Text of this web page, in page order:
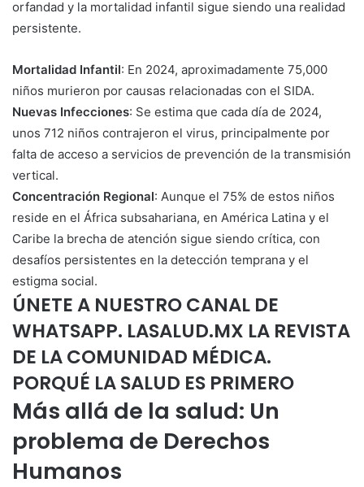
orfandad y la mortalidad infantil sigue siendo una realidad
persistente.
Mortalidad Infantil: En 2024, aproximadamente 75,000
niños murieron por causas relacionadas con el SIDA.
Nuevas Infecciones: Se estima que cada día de 2024,
unos 712 niños contrajeron el virus, principalmente por
falta de acceso a servicios de prevención de la transmisión
vertical.
Concentración Regional: Aunque el 75% de estos niños
reside en el África subsahariana, en América Latina y el
Caribe la brecha de atención sigue siendo crítica, con
desafíos persistentes en la detección temprana y el
estigma social.
ÚNETE A NUESTRO CANAL DE
WHATSAPP. LASALUD.MX LA REVISTA
DE LA COMUNIDAD MÉDICA.
PORQUÉ LA SALUD ES PRIMERO
Más allá de la salud: Un
problema de Derechos
Humanos